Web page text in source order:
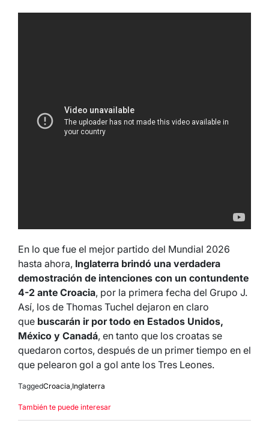
En lo que fue el mejor partido del Mundial 2026
hasta ahora, Inglaterra brindó una verdadera
demostración de intenciones con un contundente
4-2 ante Croacia, por la primera fecha del Grupo J.
Así, los de Thomas Tuchel dejaron en claro
que buscarán ir por todo en Estados Unidos,
México y Canadá, en tanto que los croatas se
quedaron cortos, después de un primer tiempo en el
que pelearon gol a gol ante los Tres Leones.
TaggedCroacia,Inglaterra
También te puede interesar